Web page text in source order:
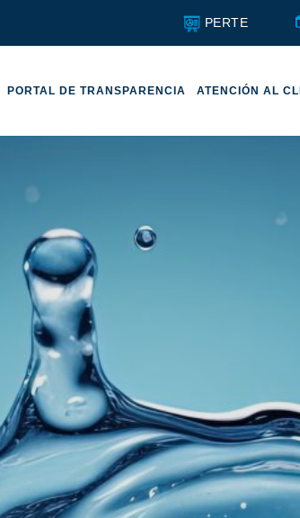
PERTE
PORTAL DE TRANSPARENCIA ATENCIÓN AL